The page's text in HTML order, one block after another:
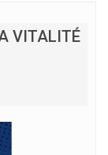
VITALITÉ